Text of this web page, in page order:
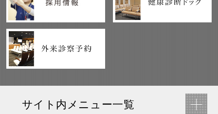
サイト内メニュー一覧